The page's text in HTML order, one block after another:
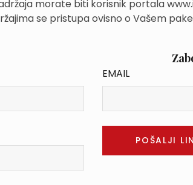
morate biti korisnik portala
se pristupa ovisno o Vašem
EMAIL